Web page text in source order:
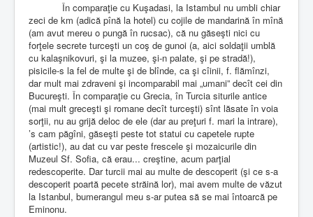
În comparaţie cu Kuşadasi, la Istambul nu umbli chiar
zeci de km (adică pînă la hotel) cu cojile de mandarină în mînă
(am avut mereu o pungă în rucsac), că nu găseşti nici cu
forţele secrete turceşti un coş de gunoi (a, aici soldaţii umblă
cu kalaşnikovuri, şi la muzee, şi-n palate, şi pe stradă!),
pisicile-s la fel de multe şi de blînde, ca şi cîinii, f. flămînzi,
dar mult mai zdraveni şi incomparabil mai „umani” decît cei din
Bucureşti. În comparaţie cu Grecia, în Turcia siturile antice
(mai mult greceşti şi romane decît turceşti) sînt lăsate în voia
sorţii, nu au grijă deloc de ele (dar au preţuri f. mari la intrare),
’s cam păgîni, găseşti peste tot statui cu capetele rupte
(artistic!), au dat cu var peste frescele şi mozaicurile din
Muzeul Sf. Sofia, că erau... creştine, acum parţial
redescoperite. Dar turcii mai au multe de descoperit (şi ce s-a
descoperit poartă pecete străină lor), mai avem multe de văzut
la Istanbul, bumerangul meu s-ar putea să se mai întoarcă pe
Eminonu.